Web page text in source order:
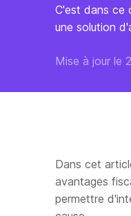
C'est dans ce
une solution
Mise à jour le
Dans cet
avantages
permettre